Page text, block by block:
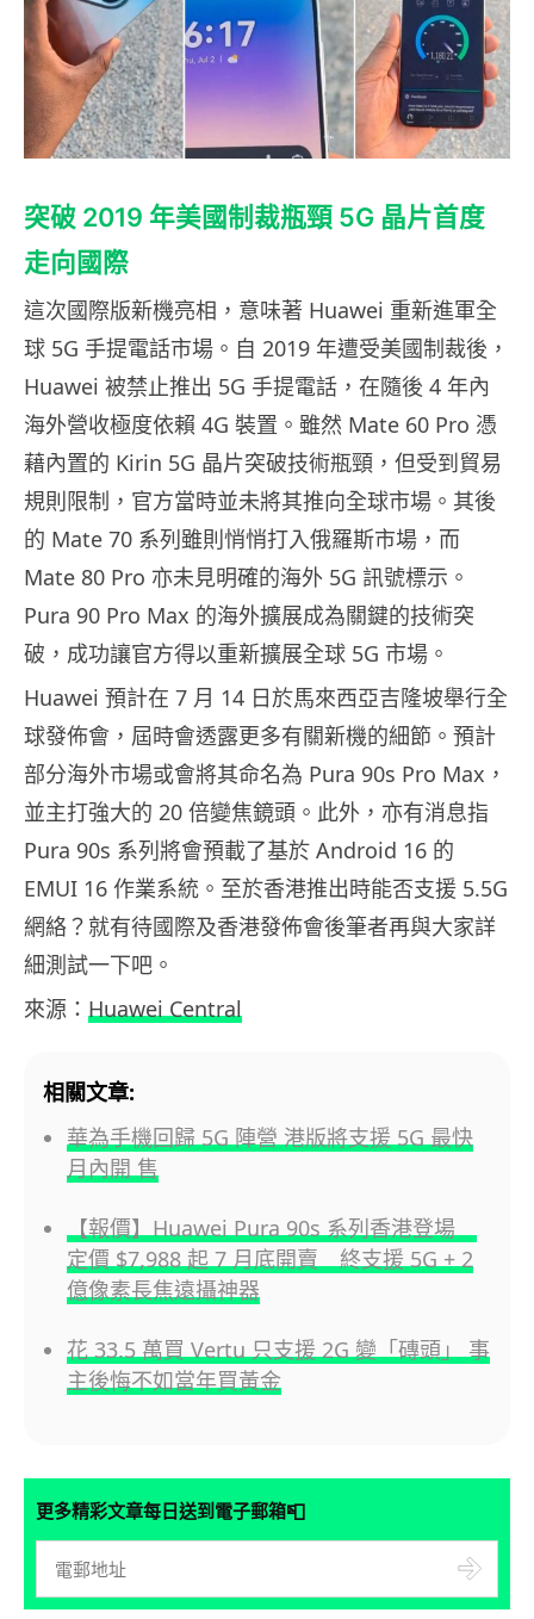
突破 2019 年美國制裁瓶頸 5G 晶片首度
走向國際
這次國際版新機亮相，意味著 Huawei 重新進軍全
球 5G 手提電話市場。自 2019 年遭受美國制裁後，
Huawei 被禁止推出 5G 手提電話，在隨後 4 年內
海外營收極度依賴 4G 裝置。雖然 Mate 60 Pro 憑
藉內置的 Kirin 5G 晶片突破技術瓶頸，但受到貿易
規則限制，官方當時並未將其推向全球市場。其後
的 Mate 70 系列雖則悄悄打入俄羅斯市場，而
Mate 80 Pro 亦未見明確的海外 5G 訊號標示。
Pura 90 Pro Max 的海外擴展成為關鍵的技術突
破，成功讓官方得以重新擴展全球 5G 市場。
Huawei 預計在 7 月 14 日於馬來西亞吉隆坡舉行全
球發佈會，屆時會透露更多有關新機的細節。預計
部分海外市場或會將其命名為 Pura 90s Pro Max，
並主打強大的 20 倍變焦鏡頭。此外，亦有消息指
Pura 90s 系列將會預載了基於 Android 16 的
EMUI 16 作業系統。至於香港推出時能否支援 5.5G
網絡？就有待國際及香港發佈會後筆者再與大家詳
細測試一下吧。
來源： Huawei Central
相關文章:
華為手機回歸 5G 陣營 港版將支援 5G 最快
月內開 售
【報價】Huawei Pura 90s 系列香港登場
定價 $7,988 起 7 月底開賣 終支援 5G + 2
億像素長焦遠攝神器
花 33.5 萬買 Vertu 只支援 2G 變「磚頭」 事
主後悔不如當年買黃金
更多精彩文章每日送到電子郵箱📮